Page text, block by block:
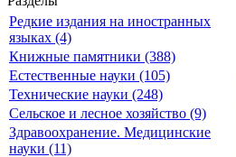
Редкие издания на иностранных
языках (4)
Книжные памятники (388)
Естественные науки (105)
Технические науки (248)
Сельское и лесное хозяйство (9)
Здравоохранение. Медицинские
науки (11)